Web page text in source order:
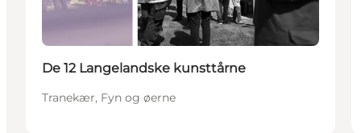
De 12 Langelandske kunsttårne
Tranekær, Fyn og øerne